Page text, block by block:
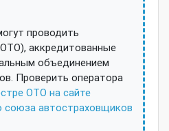
проводить
аккредитованные
объединением
Проверить оператора
ОТО на сайте
союза автостраховщиков